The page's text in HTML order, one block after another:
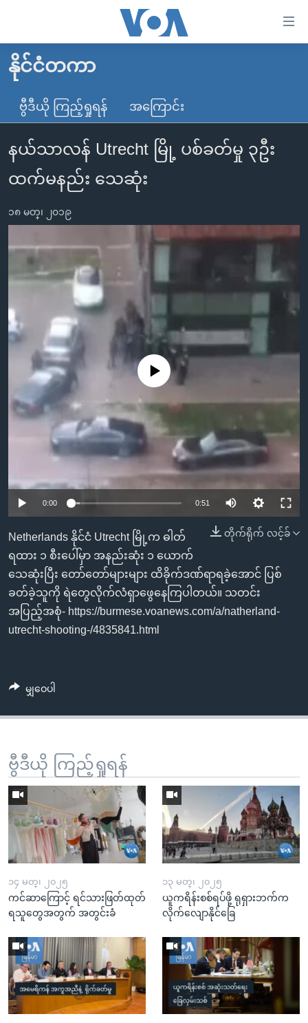
လွယ်ကူ
စေ
သည့်
Link
များ
ပင်မ
သို့
ရန်
အ
ညွန်း
စာမျက်နှာ
ကြည့်
ကျော်
ရန်
မူလစာမျက်နှာ
မြန်မာ
ကမ္ဘာ့သတင်းများ
နိုင်ငံတကာ
အမေရိကန်
အစ္စရေး-ပါလက်စတိုင်း
ဗွီဒီယို
သတင်းလွတ်လပ်ခွင့်
ရပ်ဝန်းတခု လမ်းတခု အလွန်
အင်္ဂလိပ်စာလေ့လာမယ်
အမေရိကန်သုံးအီဒီယံ
မကြေးမုံရဲ့ အင်္ဂလိပ်စာ
သုတပဒေသာ အင်္ဂလိပ်စာ
အပတ်စဉ်ကဏ္ဍများ
ရေဒီယို
ရေဒီယိုနှင့်ရုပ်သံ အချက်အလက်များ
Learning English
ဗွီအိုအေ လူမှုကွန်ယက်များ
ဘာသာစကားများ
နိုင်ငံတကာ
ဗွီဒီယို ကြည့်ရှုရန် အကြောင်း
နယ်သာလန် Utrecht မြို့ ပစ်ခတ်မှု ၃ဦး
ထက်မနည်း သေဆုံး
၁၈ မတ္၊ ၂၀၁၉
No media source currently available
0:00 0:51
တိုက်ရိုက် လင့်ခ်
Netherlands နိုင်ငံ Utrecht မြို့က ဓါတ်
ရထား ၁ စီးပေါ်မှာ အနည်းဆုံး ၁ ယောက်
သေဆုံးပြီး တော်တော်များများ ထိခိုက်ဒဏ်ရာရခဲ့အောင် ပြစ်
ခတ်ခဲ့သူကို ရဲတွေလိုက်လံရှာဖွေနေကြပါတယ်။ သတင်း
အပြည့်အစုံ- https://burmese.voanews.com/a/natherland-
utrecht-shooting-/4835841.html
မျှဝေပါ
ဗွီဒီယို ကြည့်ရှုရန်
၁၄ မတ္၊ ၂၀၂၅
ကင်ဆာကြောင့် ရင်သားဖြတ်ထုတ်
ရသူတွေအတွက် အတွင်းခံ
၁၃ မတ္၊ ၂၀၂၅
ယူကရိန်းစစ်ရပ်ဖို့ ရုရှားဘက်က
လိုက်လျောနိုင်ခြေ